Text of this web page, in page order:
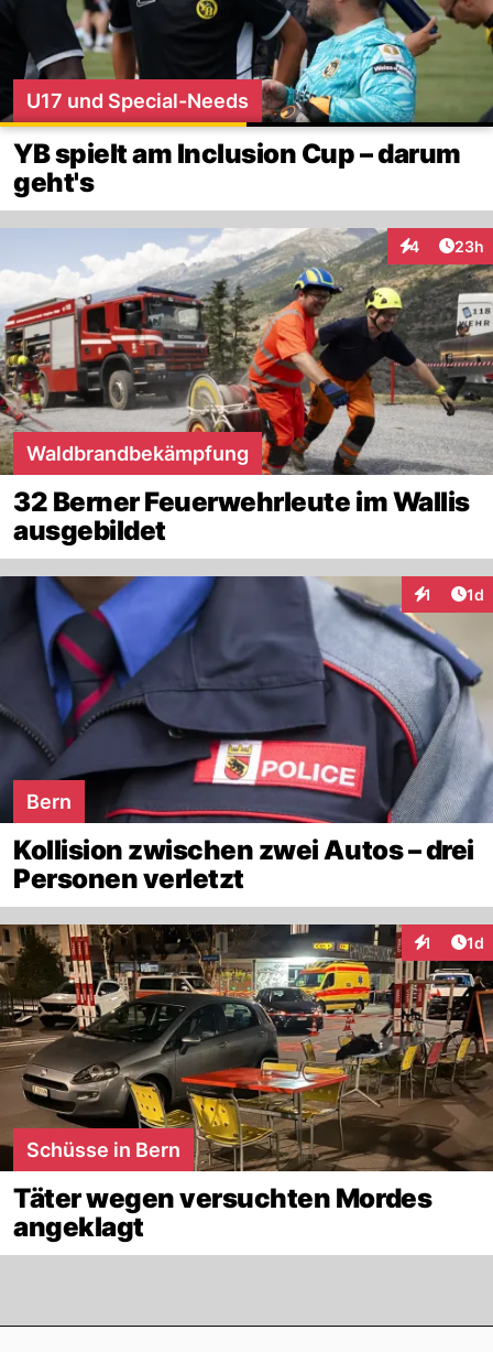
U17 und Special-Needs
YB spielt am Inclusion Cup – darum
geht's
4
Interaktionen
23h
Waldbrandbekämpfung
32 Berner Feuerwehrleute im Wallis
ausgebildet
1 1d
Bern
Kollision zwischen zwei Autos – drei
Personen verletzt
1 1d
Schüsse in Bern
Täter wegen versuchten Mordes
angeklagt